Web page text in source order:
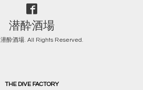
潜酔酒場
潜酔酒場. All Rights Reserved.
THE DIVE FACTORY